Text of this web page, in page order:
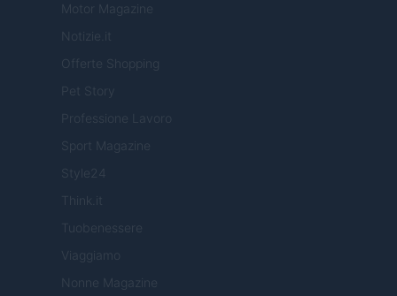
Motor Magazine
Notizie.it
Offerte Shopping
Pet Story
Professione Lavoro
Sport Magazine
Style24
Think.it
Tuobenessere
Viaggiamo
Nonne Magazine